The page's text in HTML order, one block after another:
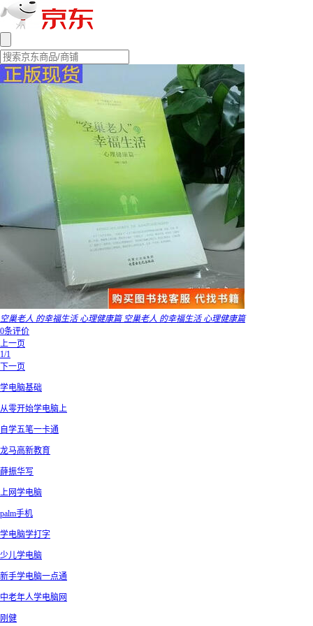
空巢老人 的幸福生活 心理健康篇 空巢老人 的幸福生活 心理健康篇
0条评价
上一页
1/1
下一页
学电脑基础
从零开始学电脑上
自学五笔一卡通
龙马高新教育
薛振华写
上网学电脑
palm手机
学电脑学打字
少儿学电脑
新手学电脑一点通
中老年人学电脑网
刚健